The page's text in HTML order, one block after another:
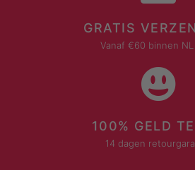
GRATIS
Vanaf €60 binnen NL
100% GELD
14 dagen